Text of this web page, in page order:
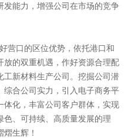
发能力，增强公司在市场的竞争
营口的区位优势，依托港口和
放的双重机遇，作好资源合理配
工新材料生产公司。挖掘公司潜
综合公司实力，引入电子商务平
体化，丰富公司客户群体，实现
、可持续、高质量发展的理
生辉！